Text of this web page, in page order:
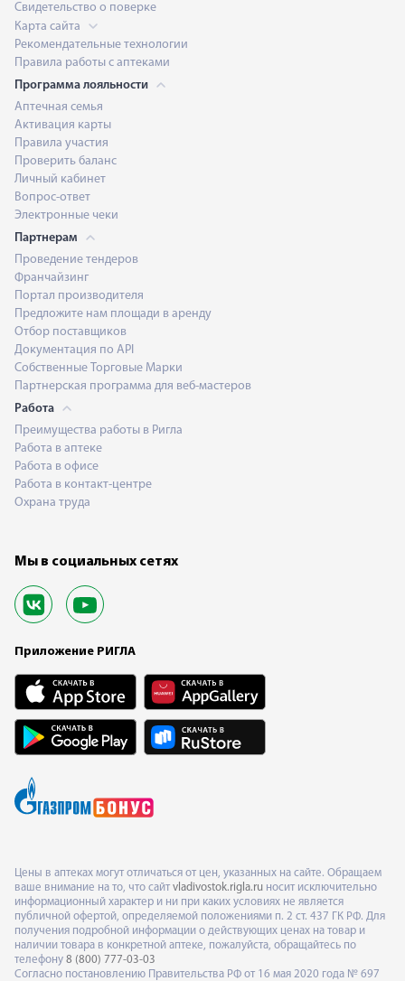
Свидетельство о поверке
Карта сайта
Рекомендательные технологии
Правила работы с аптеками
Программа лояльности
Аптечная семья
Активация карты
Правила участия
Проверить баланс
Личный кабинет
Вопрос-ответ
Электронные чеки
Партнерам
Проведение тендеров
Франчайзинг
Портал производителя
Предложите нам площади в аренду
Отбор поставщиков
Документация по API
Собственные Торговые Марки
Партнерская программа для веб-мастеров
Работа
Преимущества работы в Ригла
Работа в аптеке
Работа в офисе
Работа в контакт-центре
Охрана труда
Мы в социальных сетях
Приложение РИГЛА
Цены в аптеках могут отличаться от цен, указанных на сайте. Обращаем
ваше внимание на то, что сайт vladivostok.rigla.ru носит исключительно
информационный характер и ни при каких условиях не является
публичной офертой, определяемой положениями п. 2 ст. 437 ГК РФ. Для
получения подробной информации о действующих ценах на товар и
наличии товара в конкретной аптеке, пожалуйста, обращайтесь по
телефону 8 (800) 777-03-03
Согласно постановлению Правительства РФ от 16 мая 2020 года № 697